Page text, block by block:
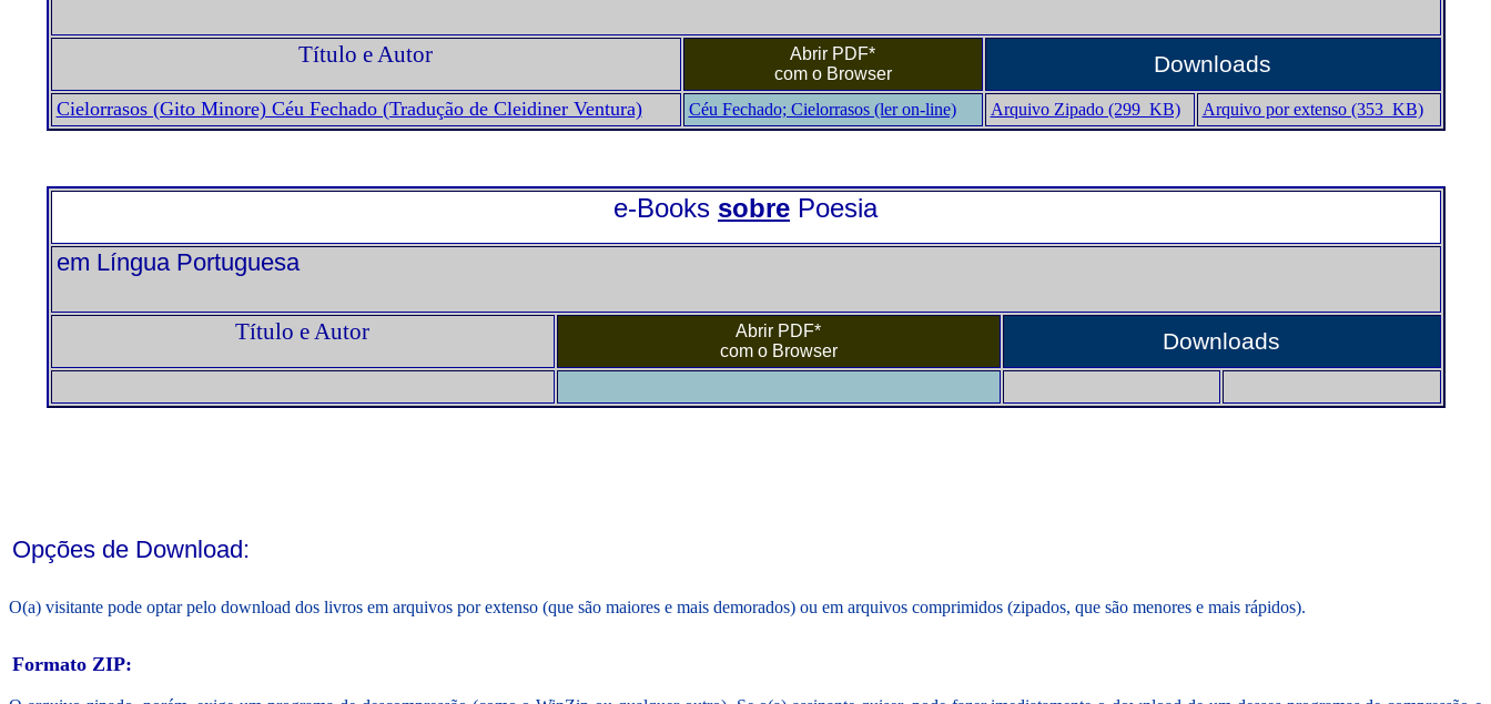
Título e Autor
Abrir PDF*
com o Browser
Downloads
Cielorrasos (Gito Minore) Céu Fechado (Tradução de Cleidiner Ventura) Céu Fechado; Cielorrasos (ler on-line) Arquivo Zipado (299_KB) Arquivo por extenso (353_KB)
e-Books sobre Poesia
em Língua Portuguesa
Título e Autor
Abrir PDF*
com o Browser
Downloads
Opções de Download:
O(a) visitante pode optar pelo download dos livros em arquivos por extenso (que são maiores e mais demorados) ou em arquivos comprimidos (zipados, que são menores e mais rápidos).
Formato ZIP: